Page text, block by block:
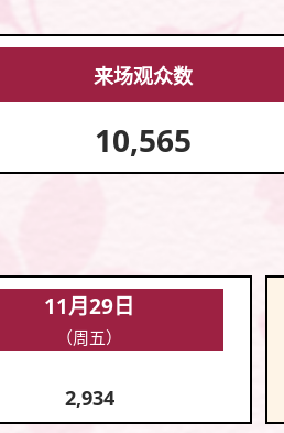
来场观众数
10,565
11月29日
（周五）
2,934